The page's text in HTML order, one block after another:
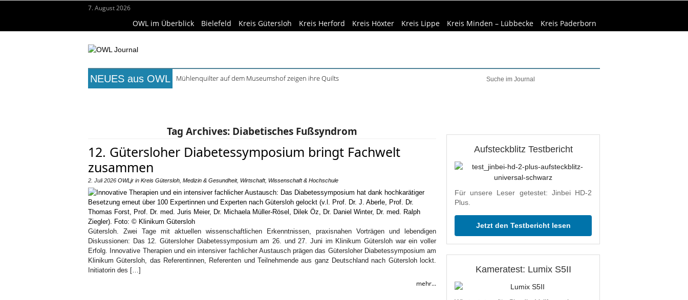
7. August 2026
OWL im Überblick Bielefeld Kreis Gütersloh Kreis Herford Kreis Höxter Kreis Lippe Kreis Minden – Lübbecke Kreis Paderborn
NEUES aus OWL
Mühlenquilter auf dem Museumshof zeigen ihre Quilts
Tag Archives: Diabetisches Fußsyndrom
12. Gütersloher Diabetessymposium bringt Fachwelt
zusammen
2. Juli 2026 OWLjr in Kreis Gütersloh Medizin & Gesundheit, Wirtschaft, Wissenschaft & Hochschule
Gütersloh. Zwei Tage mit aktuellen wissenschaftlichen Erkenntnissen, praxisnahen Vorträgen und lebendigen
Diskussionen: Das 12. Gütersloher Diabetessymposium am 26. und 27. Juni im Klinikum Gütersloh war ein voller
Erfolg. Innovative Therapien und ein intensiver fachlicher Austausch prägen das Gütersloher Diabetessymposium am
Klinikum Gütersloh, das Referentinnen, Referenten und Teilnehmende aus ganz Deutschland nach Gütersloh lockt.
Initiatorin des […]
mehr...
Aufsteckblitz Testbericht
Für unsere Leser getestet: Jinbei HD-2
Plus.
Jetzt den Testbericht lesen
Kameratest: Lumix S5II